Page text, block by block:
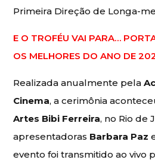
Primeira Direção de Longa-
E O TROFÉU VAI PARA…
OS MELHORES DO ANO DE
Realizada anualmente pela
Cinema, a cerimônia
Artes Bibi Ferreira, no Rio de
apresentadoras Barbara Paz
evento foi transmitido ao vivo